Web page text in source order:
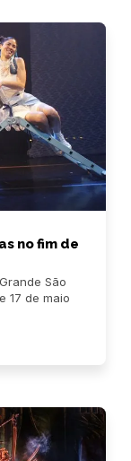
no fim de
São
17 de maio